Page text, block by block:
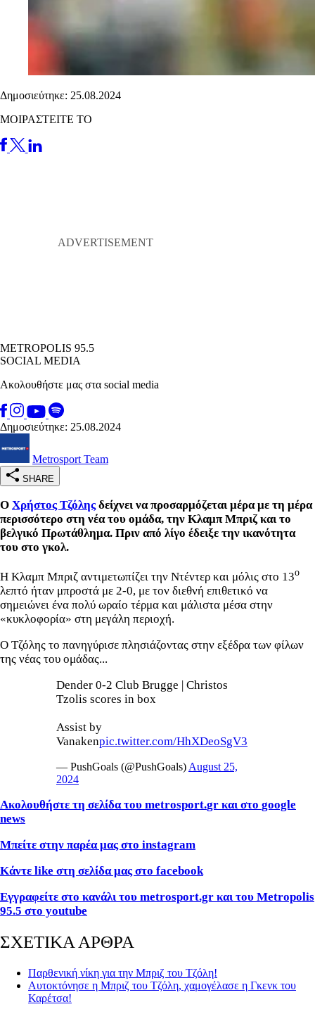
Δημοσιεύτηκε: 25.08.2024
ΜΟΙΡΑΣΤΕΙΤΕ ΤΟ
METROPOLIS 95.5
SOCIAL MEDIA
Ακολουθήστε μας στα social media
Δημοσιεύτηκε: 25.08.2024
Metrosport Team
SHARE
Ο Χρήστος Τζόληςδείχνει να προσαρμόζεται μέρα με τη μέρα
περισσότερο στη νέα του ομάδα, την Κλαμπ Μπριζ και το
βελγικό Πρωτάθλημα. Πριν από λίγο έδειξε την ικανότητα
του στο γκολ.
Η Κλαμπ Μπριζ αντιμετωπίζει την Ντέντερ και μόλις στο 13ο
λεπτό ήταν μπροστά με 2-0, με τον διεθνή επιθετικό να
σημειώνει ένα πολύ ωραίο τέρμα και μάλιστα μέσα στην
«κυκλοφορία» στη μεγάλη περιοχή.
Ο Τζόλης το πανηγύρισε πλησιάζοντας στην εξέδρα των φίλων
της νέας του ομάδας...
Dender 0-2 Club Brugge | Christos
Tzolis scores in box
Assist by
Vanakenpic.twitter.com/HhXDeoSgV3
— PushGoals (@PushGoals) August 25,
2024
Ακολουθήστε τη σελίδα του metrosport.gr και στο google
news
Μπείτε στην παρέα μας στο instagram
Κάντε like στη σελίδα μας στο facebook
Εγγραφείτε στο κανάλι του metrosport.gr και του Metropolis
95.5 στο youtube
ΣΧΕΤΙΚΑ ΑΡΘΡΑ
Παρθενική νίκη για την Μπριζ του Τζόλη!
Αυτοκτόνησε η Μπριζ του Τζόλη, χαμογέλασε η Γκενκ του
Καρέτσα!